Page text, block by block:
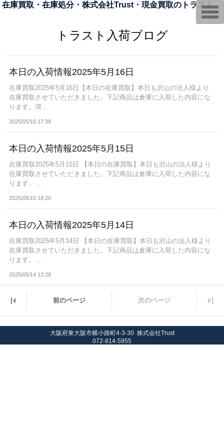
在庫買取・在庫処分・株式会社Trust・現金買取のトラスト
トラスト入荷ブログ
本日の入荷情報2025年5月16日
在庫買取2025年5月16日【本日の在庫買取】本日も沢山の法人様より
在庫買取させていただきました。下記商品は倉庫に入荷した内容にな
ります。滞...
2025/05/16 17:38
本日の入荷情報2025年5月15日
在庫買取2025年5月15日 【本日の在庫買取】本日も沢山の法人様より
在庫買取させていただきました。下記商品は倉庫に入荷した内容にな
ります。...
2025/05/15 18:20
本日の入荷情報2025年5月14日
在庫買取2025年5月14日 【本日の在庫買取】本日も沢山の法人様より
在庫買取させていただきました。下記商品は倉庫に入荷した内容にな
ります。...
2025/05/14 12:28
| 前のページ 次のページ |
T
o
g
n
t
大阪府東大阪市横小路町4-3-30 株式会社Trust
072-814-5955